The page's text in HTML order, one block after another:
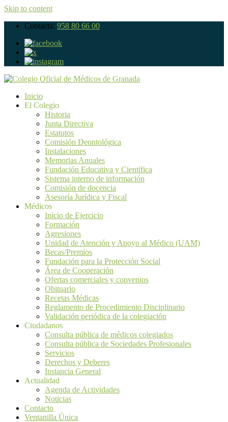
Skip to content
Contacta: 958 80 66 00
Inicio
El Colegio
Historia
Junta Directiva
Estatutos
Comisión Deontológica
Instalaciones
Memorias Anuales
Fundación Educativa y Científica
Sistema interno de información
Comisión de docencia
Asesoría Jurídica y Fiscal
Médicos
Inicio de Ejercicio
Formación
Agresiones
Unidad de Atención y Apoyo al Médico (UAM)
Becas/Premios
Fundación para la Protección Social
Área de Cooperación
Ofertas comerciales y convenios
Obituario
Recetas Médicas
Reglamento de Procedimiento Disciplinario
Validación periódica de la colegiación
Ciudadanos
Consulta pública de médicos colegiados
Consulta pública de Sociedades Profesionales
Servicios
Derechos y Deberes
Instancia General
Actualidad
Agenda de Actividades
Noticias
Contacto
Ventanilla Única